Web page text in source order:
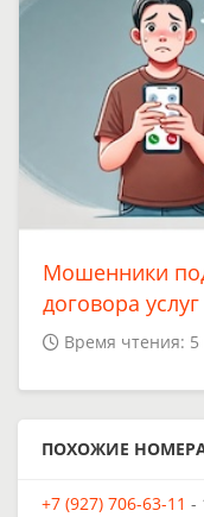
Мошенники
договора
Время чтения: 5
ПОХОЖИЕ
+7 (927) 706-63-11 -